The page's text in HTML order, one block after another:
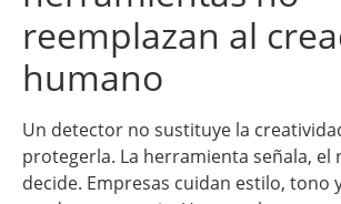
reemplazan al
humano
Un detector no sustituye la
protegerla. La herramienta señala, el
decide. Empresas cuidan estilo, tono